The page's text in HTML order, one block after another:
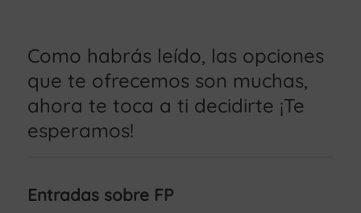
Como habrás leído, las opciones
que te ofrecemos son muchas,
ahora te toca a ti decidirte ¡Te
esperamos!
Entradas sobre FP